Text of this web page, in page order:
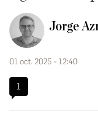
Jorge
01 oct. 2025 - 12:40
1